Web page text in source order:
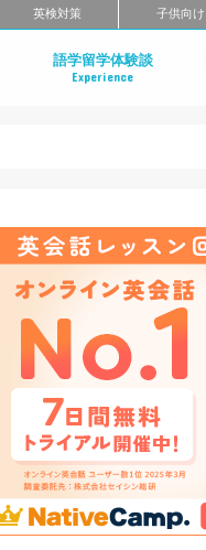
英検対策 子供向け
語学留学体験談
Experience